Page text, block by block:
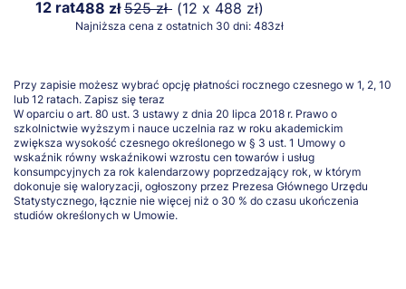
12 rat488 zł525 zł (12 x 488 zł)
Najniższa cena z ostatnich 30 dni: 483zł
Przy zapisie możesz wybrać opcję płatności rocznego czesnego w 1, 2, 10
lub 12 ratach. Zapisz się teraz
W oparciu o art. 80 ust. 3 ustawy z dnia 20 lipca 2018 r. Prawo o
szkolnictwie wyższym i nauce uczelnia raz w roku akademickim
zwiększa wysokość czesnego określonego w § 3 ust. 1 Umowy o
wskaźnik równy wskaźnikowi wzrostu cen towarów i usług
konsumpcyjnych za rok kalendarzowy poprzedzający rok, w którym
dokonuje się waloryzacji, ogłoszony przez Prezesa Głównego Urzędu
Statystycznego, łącznie nie więcej niż o 30 % do czasu ukończenia
studiów określonych w Umowie.